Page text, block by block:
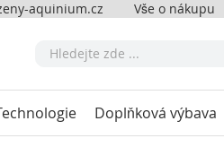
aquinium.cz Vše o nákupu
Doplňková výbava